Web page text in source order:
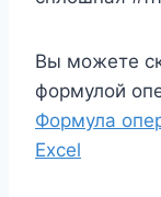
Вы можете
формулой
Формула
Excel